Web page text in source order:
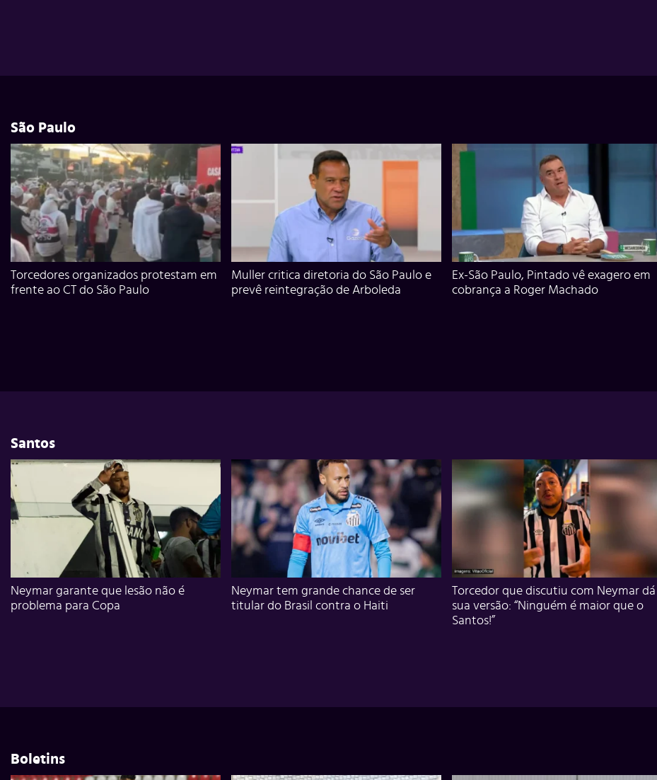
São Paulo
Torcedores organizados protestam em
frente ao CT do São Paulo
Muller critica diretoria do São Paulo e
prevê reintegração de Arboleda
Ex-São Paulo, Pintado vê exagero em
cobrança a Roger Machado
Santos
Neymar garante que lesão não é
problema para Copa
Neymar tem grande chance de ser
titular do Brasil contra o Haiti
Torcedor que discutiu com Neymar dá
sua versão: “Ninguém é maior que o
Santos!”
Boletins